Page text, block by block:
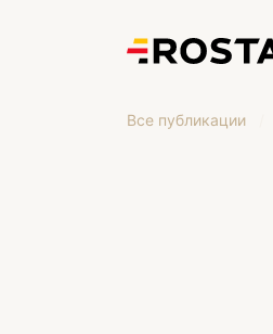
Все публикации